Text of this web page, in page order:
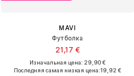
MAVI
Футболка
21,17 €
Изначальная цена: 29,90 €
Последняя самая низкая цена:19,92 €